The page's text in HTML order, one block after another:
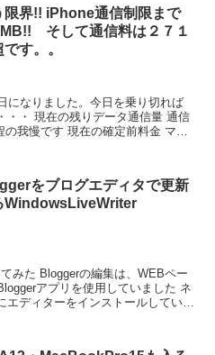
限界!! iPhone通信制限まで
そして通信料は２７１
です。。
になりました。今日を乗り切れば
・・ 現在の残りデータ通信量 通信
我慢です 現在の確定前料金 マ
をブログエディタで更新
WindowsLiveWriter
みた Bloggerの編集は、WEBペー
アプリを使用していました ネ
エディターをインストールしている